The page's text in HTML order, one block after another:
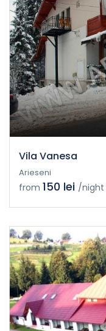
Vila Vanesa
Arieseni
from 150 lei /night